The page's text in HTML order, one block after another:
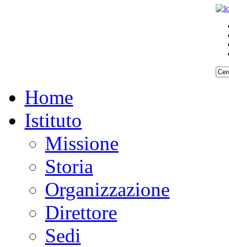
Home
Istituto
Missione
Storia
Organizzazione
Direttore
Sedi